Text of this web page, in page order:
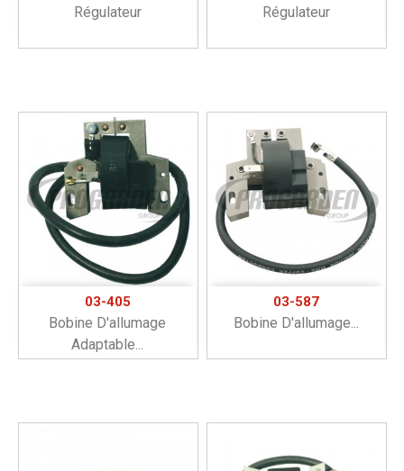
Régulateur Régulateur
03-405
Bobine D'allumage
Adaptable...
03-587
Bobine D'allumage...